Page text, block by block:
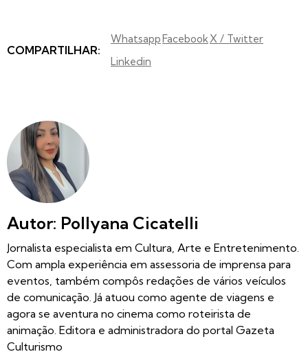
COMPARTILHAR:
Whatsapp FacebookX / Twitter
Linkedin
Autor: Pollyana Cicatelli
Jornalista especialista em Cultura, Arte e Entretenimento.
Com ampla experiência em assessoria de imprensa para
eventos, também compôs redações de vários veículos
de comunicação. Já atuou como agente de viagens e
agora se aventura no cinema como roteirista de
animação. Editora e administradora do portal Gazeta
Culturismo